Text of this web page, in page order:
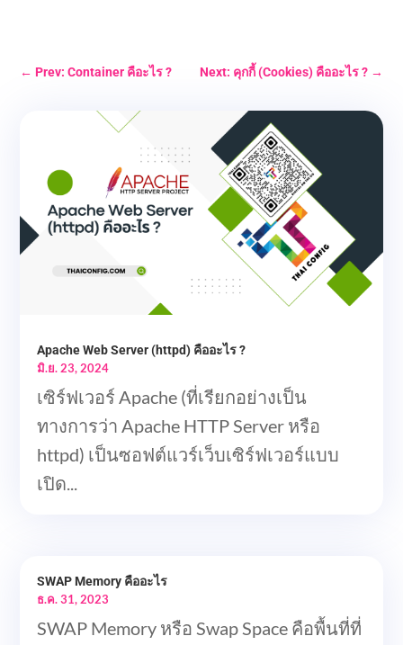
←Prev: Container คือะไร ? Next: คุกกี้ (Cookies) คืออะไร ?→
Apache Web Server (httpd) คืออะไร ?
มิ.ย. 23, 2024
เซิร์ฟเวอร์ Apache (ที่เรียกอย่างเป็น
ทางการว่า Apache HTTP Server หรือ
httpd) เป็นซอฟต์แวร์เว็บเซิร์ฟเวอร์แบบ
เปิด...
SWAP Memory คืออะไร
ธ.ค. 31, 2023
SWAP Memory หรือ Swap Space คือพื้นที่ที่